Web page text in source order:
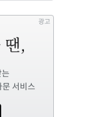
광고
서비스